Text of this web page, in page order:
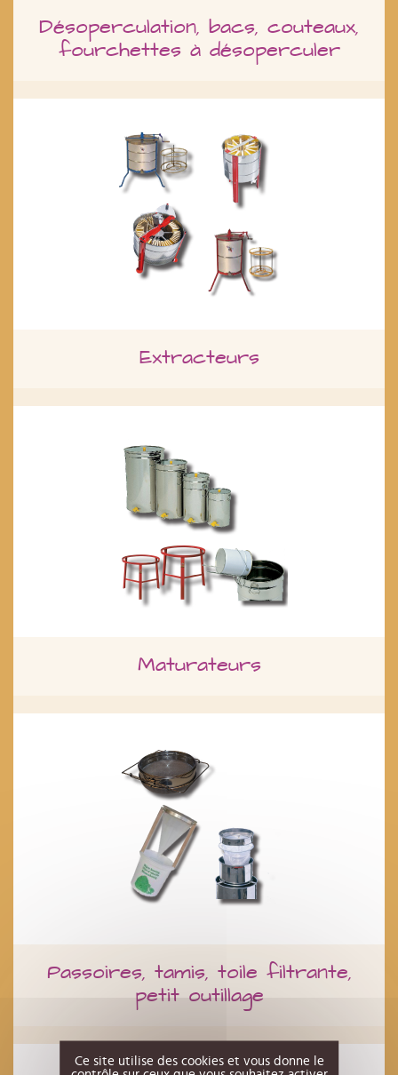
Désoperculation, bacs, couteaux,
fourchettes à désoperculer
Extracteurs
Maturateurs
Passoires, tamis, toile filtrante,
petit outillage
Ce site utilise des cookies et vous donne le